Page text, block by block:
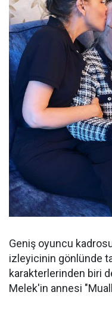
Geniş oyuncu
izleyicinin gönlünde
karakterlerinden biri
Melek'in annesi